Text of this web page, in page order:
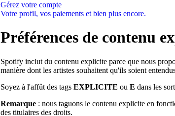
Gérez votre compte
Votre profil, vos paiements et bien plus encore.
Préférences de contenu
Spotify inclut du contenu explicite parce que nous
manière dont les artistes souhaitent qu'ils soient
Soyez à l'affût des tags EXPLICITE ou E dans les
Remarque : nous taguons le contenu explicite en
des titulaires des droits.